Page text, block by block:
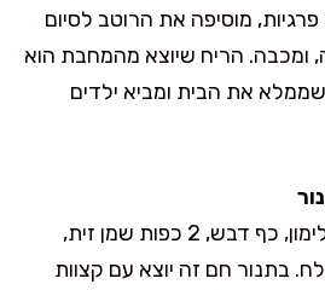
מוסיפה את הרוטב לסיום
ומכבה. הריח שיוצא מהמחבת הוא
את הבית ומביא ילדים
אני מערבבת מיץ מחצי לימון, כף דבש, 2 כפות שמן זית,
בתנור חם זה יוצא עם קצוות